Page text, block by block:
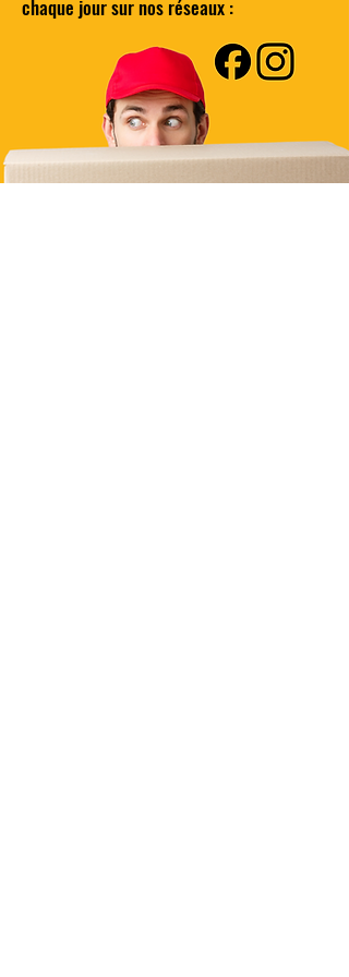
chaque jour sur nos réseaux :
Besoin d'un produit en particulier